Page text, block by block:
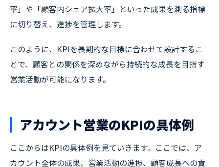
率」や「顧客内シェア拡大率」といった成果を測る指標
に切り替え、進捗を管理します。
このように、KPIを長期的な目標に合わせて設計するこ
とで、顧客との関係を深めながら持続的な成長を目指す
営業活動が可能になります。
アカウント営業のKPIの具体例
ここからはKPIの具体例を見ていきます。ここでは、ア
カウント全体の成果、営業活動の進捗、顧客成長への貢